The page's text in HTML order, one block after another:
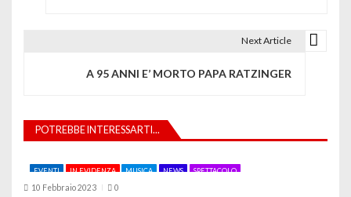
o
Next Article
A 95 ANNI E’ MORTO PAPA RATZINGER
POTREBBE INTERESSARTI...
EVENTI IN EVIDENZA MUSICA NEWS SPETTACOLO
10 Febbraio 2023 0